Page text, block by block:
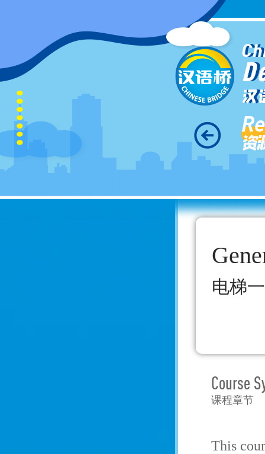
汉
资
电梯
Course
课程章节
This